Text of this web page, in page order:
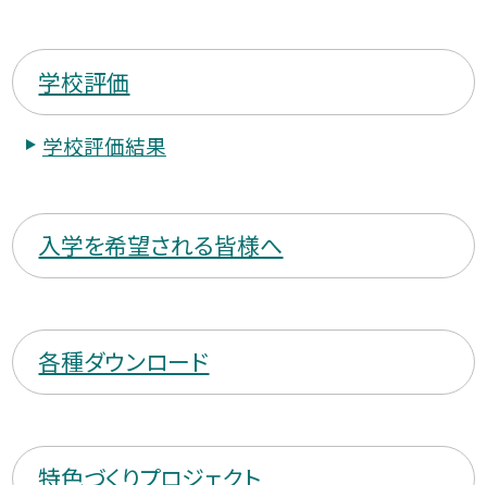
学校評価
学校評価結果
入学を希望される皆様へ
各種ダウンロード
特色づくりプロジェクト